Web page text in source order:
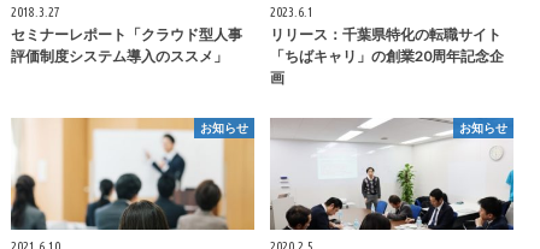
2018.3.27
セミナーレポート「クラウド型人事
評価制度システム導入のススメ」
2023.6.1
リリース：千葉県特化の転職サイト
「ちばキャリ」の創業20周年記念企
画
お知らせ
2021.6.10
お知らせ
2020.2.5